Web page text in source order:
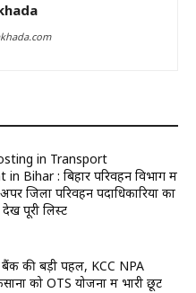
in Transport
Bihar : बिहार परिवहन विभाग में
जिला परिवहन पदाधिकारियों का
पूरी लिस्ट
बैंक की बड़ी पहल, KCC NPA
को OTS योजना में भारी छूट